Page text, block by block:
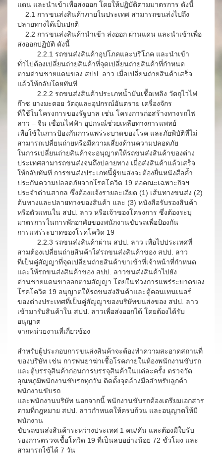
แดน และนำเข้าเพื่อส่งออก โดยให้ปฏิบัติตามมาตรการ ดังนี้
2.1 การขนส่งสินค้าภายในประเทศ สามารถขนส่งไปถึง
ปลายทางได้เป็นปกติ
2.2 การขนส่งสินค้านำเข้า ส่งออก ผ่านแดน และนำเข้าเพื่อ
ส่งออกปฏิบัติ ดังนี้
2.2.1 รถขนส่งสินค้าอุปโภคและบริโภค และนำเข้า
ทั่วไปต้องเปลี่ยนถ่ายสินค้าที่จุดเปลี่ยนถ่ายสินค้าที่กำหนด
ตามด่านชายแดนของ สปป. ลาว เมื่อเปลี่ยนถ่ายสินค้าเสร็จ
แล้วให้กลับโดยทันที
2.2.2 รถขนส่งสินค้าประเภทน้ำมันเชื้อเพลิง วัตถุไวไฟ
ก๊าซ ยางมะตอย วัตถุและอุปกรณ์อันตราย เครื่องจักร
ที่ใช้ในโครงการของรัฐบาล เช่น โครงการก่อสร้างทางรถไฟ
ลาว – จีน เขื่อนไฟฟ้า อุปกรณ์ช่วยเหลือทางการแพทย์
เพื่อใช้ในการป้องกันการแพร่ระบาดของโรค และภัยพิบัติที่ไม่
สามารถเปลี่ยนถ่ายหรือมีความเสี่ยงด้านความปลอดภัย
ในการเปลี่ยนถ่ายสินค้าจะอนุญาตให้รถขนส่งสินค้าของต่าง
ประเทศสามารถขนส่งจนถึงปลายทาง เมื่อส่งสินค้าแล้วเสร็จ
ให้กลับทันที การขนส่งประเภทนี้ผู้ขนส่งจะต้องยื่นหนังสือค้ำ
ประกันความปลอดภัยจากโรคโควิด 19 ต่อคณะเฉพาะกิจฯ
ประจำด่านสากล ซึ่งต้องแจ้งรายละเอียด (1) เส้นทางขนส่ง (2)
ต้นทางและปลายทางของสินค้า และ (3) หนังสือรับรองสินค้า
หรือตัวแทนใน สปป. ลาว หรือเจ้าของโครงการ ซึ่งต้องระบุ
มาตรการในการพักอาศัยของพนักงานขับรถเพื่อป้องกัน
การแพร่ระบาดของโรคโควิด 19
2.2.3 รถขนส่งสินค้าผ่าน สปป. ลาว เพื่อไปประเทศที่
สามต้องเปลี่ยนถ่ายสินค้าใส่รถขนส่งสินค้าของ สปป. ลาว
ที่เป็นคู่สัญญาที่จุดเปลี่ยนถ่ายสินค้าขาเข้าที่เจ้าหน้าที่กำหนด
และให้รถขนส่งสินค้าของ สปป. ลาวขนส่งสินค้าไปยัง
ด่านชายแดนขาออกตามสัญญา โดยในช่วงการแพร่ระบาดของ
โรคโควิด 19 อนุญาตให้รถขนส่งสินค้าและตู้คอนเทนเนอร์
ของต่างประเทศที่เป็นคู่สัญญาของบริษัทขนส่งของ สปป. ลาว
เข้ามารับสินค้าใน สปป. ลาวเพื่อส่งออกได้ โดยต้องได้รับ
อนุญาต
จากหน่วยงานที่เกี่ยวข้อง
สำหรับผู้ประกอบการขนส่งสินค้าจะต้องทำความสะอาดสถานที่
ของบริษัท เช่น การพ่นยาฆ่าเชื้อโรคภายในห้องพนักงานขับรถ
และตู้บรรจุสินค้าก่อนการบรรจุสินค้าในแต่ละครั้ง ตรวจวัด
อุณหภูมิพนักงานขับรถทุกวัน ติดตั้งจุดล้างมือสำหรับลูกค้า
พนักงานขับรถ
และพนักงานบริษัท นอกจากนี้ พนักงานขับรถต้องเตรียมเอกสาร
ตามที่กฎหมาย สปป. ลาวกำหนดให้ครบถ้วน และอนุญาตให้มี
พนักงาน
ขับรถขนส่งสินค้าระหว่างประเทศ 1 คน/คัน และต้องมีใบรับ
รองการตรวจเชื้อโควิด 19 ที่เป็นลบอย่างน้อย 72 ชั่วโมง และ
สามารถใช้ได้ 7 วัน